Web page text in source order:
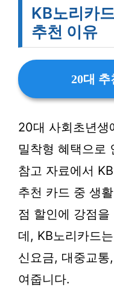
KB노리카
추천 이유
20대 추
20대 사회초년생
밀착형 혜택으로
참고 자료에서
추천 카드 중 생
점 할인에 강점
데, KB노리카드
신요금, 대중교
여줍니다.